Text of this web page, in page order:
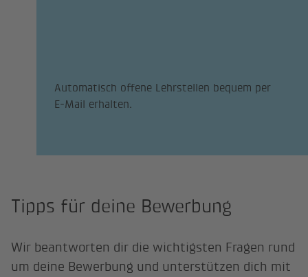
Automatisch offene Lehrstellen bequem per
E-Mail erhalten.
Tipps für deine Bewerbung
Wir beantworten dir die wichtigsten Fragen rund
um deine Bewerbung und unterstützen dich mit